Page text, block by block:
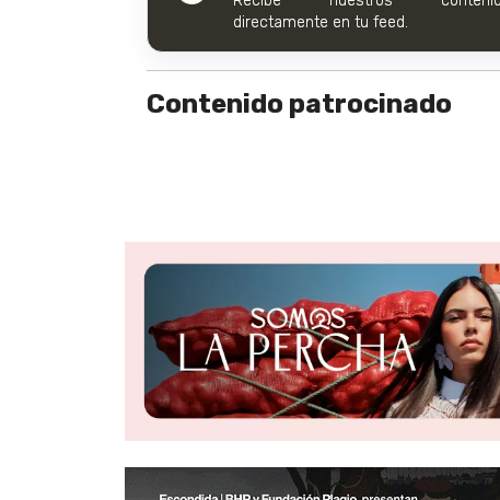
directamente en tu feed.
Contenido patrocinado